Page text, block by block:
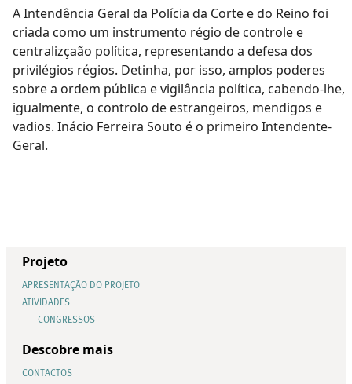
A Intendência Geral da Polícia da Corte e do Reino foi
criada como um instrumento régio de controle e
centralizçaão política, representando a defesa dos
privilégios régios. Detinha, por isso, amplos poderes
sobre a ordem pública e vigilância política, cabendo-lhe,
igualmente, o controlo de estrangeiros, mendigos e
vadios. Inácio Ferreira Souto é o primeiro Intendente-
Geral.
Projeto
APRESENTAÇÃO DO PROJETO
ATIVIDADES
CONGRESSOS
Descobre mais
CONTACTOS